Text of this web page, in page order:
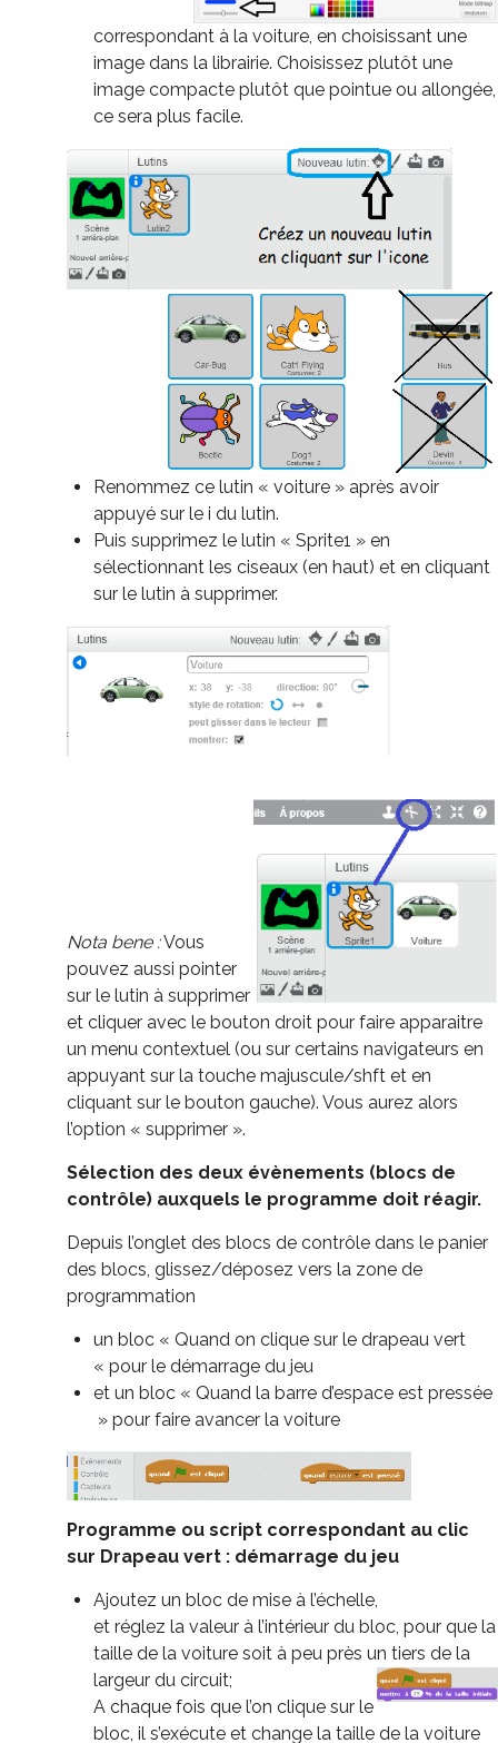
correspondant à la voiture, en choisissant une
image dans la librairie. Choisissez plutôt une
image compacte plutôt que pointue ou allongée,
ce sera plus facile.
Renommez ce lutin « voiture » après avoir
appuyé sur le i du lutin.
Puis supprimez le lutin « Sprite1 » en
sélectionnant les ciseaux (en haut) et en cliquant
sur le lutin à supprimer.
Nota bene :Vous
pouvez aussi pointer
sur le lutin à supprimer
et cliquer avec le bouton droit pour faire apparaitre
un menu contextuel (ou sur certains navigateurs en
appuyant sur la touche majuscule/shft et en
cliquant sur le bouton gauche). Vous aurez alors
l’option « supprimer ».
Sélection des deux évènements (blocs de
contrôle) auxquels le programme doit réagir.
Depuis l’onglet des blocs de contrôle dans le panier
des blocs, glissez/déposez vers la zone de
programmation
un bloc « Quand on clique sur le drapeau vert
« pour le démarrage du jeu
et un bloc « Quand la barre d’espace est pressée
» pour faire avancer la voiture
Programme ou script correspondant au clic
sur Drapeau vert : démarrage du jeu
Ajoutez un bloc de mise à l’échelle,
et réglez la valeur à l’intérieur du bloc, pour que la
taille de la voiture soit à peu près un tiers de la
largeur du circuit;
A chaque fois que l’on clique sur le
bloc, il s’exécute et change la taille de la voiture